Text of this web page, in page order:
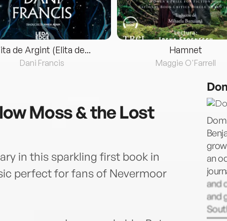
de Argint (Elita de...
Dani Francis
Hamnet
Maggie O'Farrell
Moss & the Lost
in this sparkling first book in
perfect for fans of Nevermoor
an
and
and